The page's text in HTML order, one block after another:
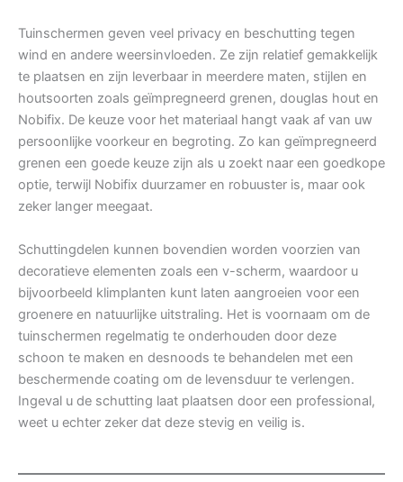
Tuinschermen geven veel privacy en beschutting tegen
wind en andere weersinvloeden. Ze zijn relatief gemakkelijk
te plaatsen en zijn leverbaar in meerdere maten, stijlen en
houtsoorten zoals geïmpregneerd grenen, douglas hout en
Nobifix. De keuze voor het materiaal hangt vaak af van uw
persoonlijke voorkeur en begroting. Zo kan geïmpregneerd
grenen een goede keuze zijn als u zoekt naar een goedkope
optie, terwijl Nobifix duurzamer en robuuster is, maar ook
zeker langer meegaat.
Schuttingdelen kunnen bovendien worden voorzien van
decoratieve elementen zoals een v-scherm, waardoor u
bijvoorbeeld klimplanten kunt laten aangroeien voor een
groenere en natuurlijke uitstraling. Het is voornaam om de
tuinschermen regelmatig te onderhouden door deze
schoon te maken en desnoods te behandelen met een
beschermende coating om de levensduur te verlengen.
Ingeval u de schutting laat plaatsen door een professional,
weet u echter zeker dat deze stevig en veilig is.